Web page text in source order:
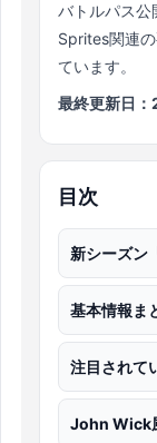
バトルパス公
Sprites関連
ています。
最終更新日：
目次
新シーズン
基本情報ま
注目されて
John Wick